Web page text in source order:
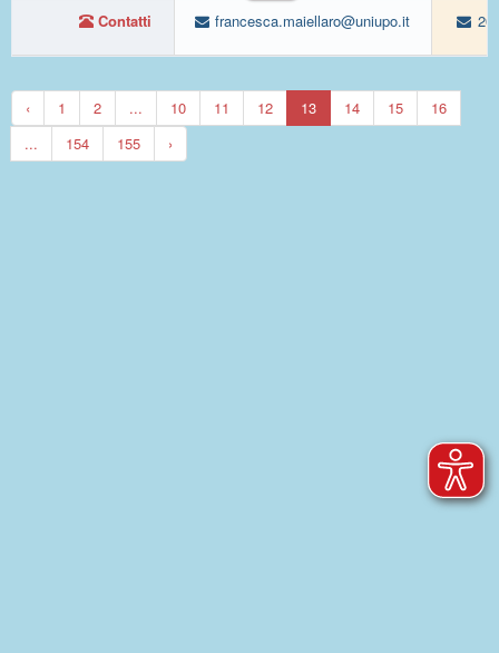
Contatti
francesca.maiellaro@uniupo.it
‹ 1 2 ... 10 11 12 13 14 15
16
...
154 155 ›